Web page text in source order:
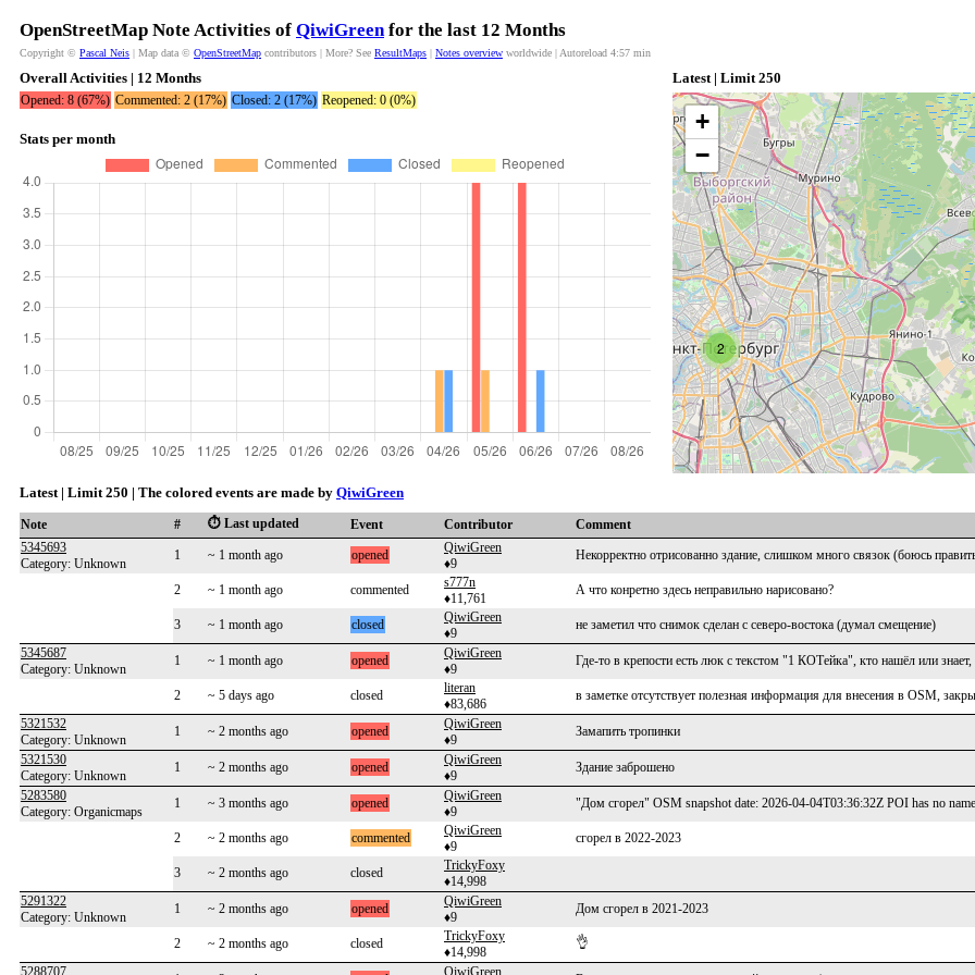
OpenStreetMap Note Activities of QiwiGreenfor the last 12 Months
Copyright © Pascal Neis | Map data © OpenStreetMap contributors | More? See ResultMaps | Notes overview worldwide | Autoreload 4:57 min
Overall Activities | 12 Months
Opened: 8 (67%) Commented: 2 (17%) Closed: 2 (17%) Reopened: 0 (0%)
Stats per month
Latest | Limit 250
2
+
−
Latest | Limit 250 | The colored events are made by QiwiGreen
Note # ⏱️ Last updated Event Contributor
Comment
5345693
Category: Unknown
1 ~ 1 month ago opened
QiwiGreen
♦9
Некорректно отрисованно здание, слишком много связок (боюсь
2 ~ 1 month ago commented
s777n
♦11,761
А что конретно здесь неправильно нарисовано?
3 ~ 1 month ago closed
QiwiGreen
♦9
не заметил что снимок сделан с северо-востока (думал смещение)
5345687
Category: Unknown
1 ~ 1 month ago opened
QiwiGreen
♦9
Где-то в крепости есть люк с текстом "1 КОТейка", кто нашёл или знает,
2 ~ 5 days ago closed
literan
♦83,686
в заметке отсутствует полезная информация для внесения в OSM,
5321532
Category: Unknown
1 ~ 2 months ago opened
QiwiGreen
♦9
Замапить тропинки
5321530
Category: Unknown
1 ~ 2 months ago opened
QiwiGreen
♦9
Здание заброшено
5283580
Category: Organicmaps
1 ~ 3 months ago opened
QiwiGreen
♦9
"Дом сгорел" OSM snapshot date: 2026-04-04T03:36:32Z POI has no
2 ~ 2 months ago commented
QiwiGreen
♦9
сгорел в 2022-2023
3 ~ 2 months ago closed
TrickyFoxy
♦14,998
5291322
Category: Unknown
1 ~ 2 months ago opened
QiwiGreen
♦9
Дом сгорел в 2021-2023
2 ~ 2 months ago closed
TrickyFoxy
♦14,998
👌
5288707
QiwiGreen